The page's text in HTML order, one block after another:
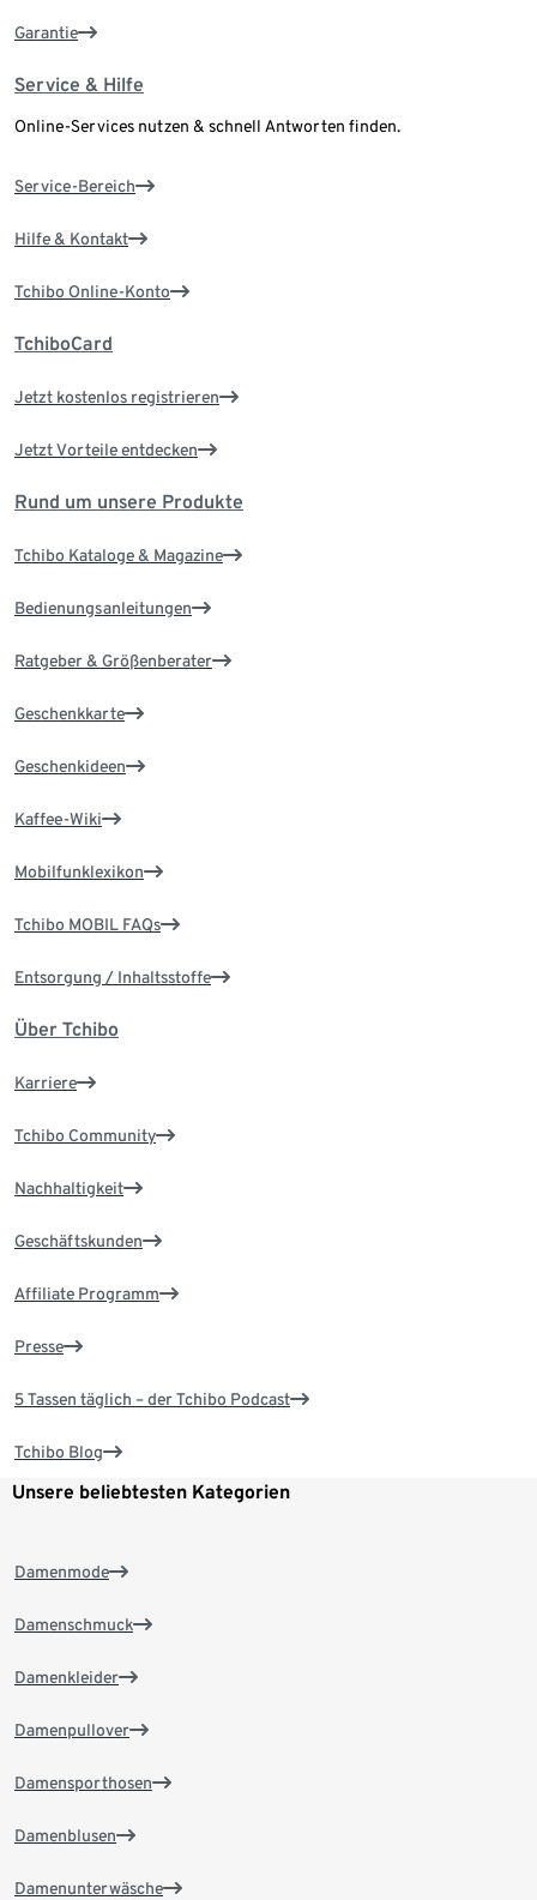
Garantie
Service & Hilfe
Online-Services nutzen & schnell Antworten finden.
Service-Bereich
Hilfe & Kontakt
Tchibo Online-Konto
TchiboCard
Jetzt kostenlos registrieren
Jetzt Vorteile entdecken
Rund um unsere Produkte
Tchibo Kataloge & Magazine
Bedienungsanleitungen
Ratgeber & Größenberater
Geschenkkarte
Geschenkideen
Kaffee-Wiki
Mobilfunklexikon
Tchibo MOBIL FAQs
Entsorgung / Inhaltsstoffe
Über Tchibo
Karriere
Tchibo Community
Nachhaltigkeit
Geschäftskunden
Affiliate Programm
Presse
5 Tassen täglich – der Tchibo Podcast
Tchibo Blog
Unsere beliebtesten Kategorien
Damenmode
Damenschmuck
Damenkleider
Damenpullover
Damensporthosen
Damenblusen
Damenunterwäsche